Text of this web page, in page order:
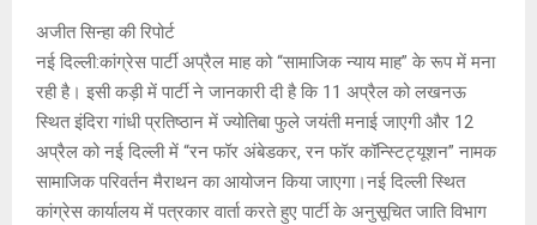
अजीत सिन्हा की रिपोर्ट
नई दिल्ली:कांग्रेस पार्टी अप्रैल माह को “सामाजिक न्याय माह” के रूप में मना
रही है। इसी कड़ी में पार्टी ने जानकारी दी है कि 11 अप्रैल को लखनऊ
स्थित इंदिरा गांधी प्रतिष्ठान में ज्योतिबा फुले जयंती मनाई जाएगी और 12
अप्रैल को नई दिल्ली में “रन फॉर अंबेडकर, रन फॉर कॉन्स्टिट्यूशन” नामक
सामाजिक परिवर्तन मैराथन का आयोजन किया जाएगा।नई दिल्ली स्थित
कांग्रेस कार्यालय में पत्रकार वार्ता करते हुए पार्टी के अनुसूचित जाति विभाग